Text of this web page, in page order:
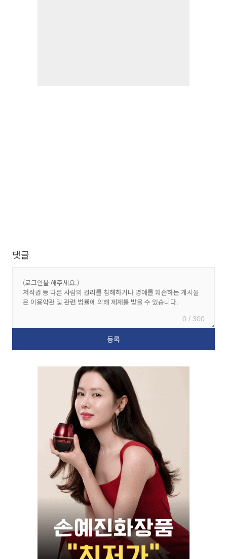
댓글
0 / 300